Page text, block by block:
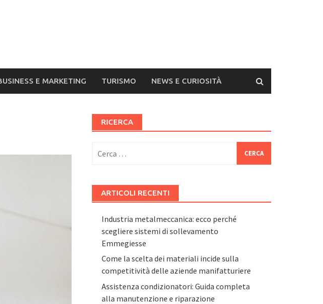
E MARKETING TURISMO NEWS E CURIOSITÀ
RICERCA
per:
ARTICOLI RECENTI
Industria metalmeccanica: ecco perché
scegliere sistemi di sollevamento
Emmegiesse
Come la scelta dei materiali incide sulla
competitività delle aziende manifatturiere
Assistenza condizionatori: Guida completa
alla manutenzione e riparazione